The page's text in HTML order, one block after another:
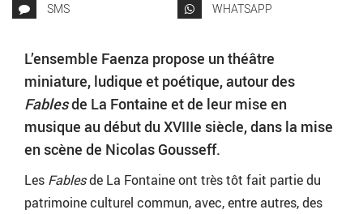
SMS
WHATSAPP
L’ensemble Faenza propose un théâtre
miniature, ludique et poétique, autour des
Fablesde La Fontaine et de leur mise en
musique au début du XVIIIe siècle, dans la mise
en scène de Nicolas Gousseff.
Les Fablesde La Fontaine ont très tôt fait partie du
patrimoine culturel commun, avec, entre autres, des